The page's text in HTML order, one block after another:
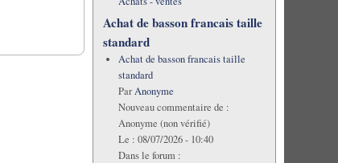
Achat de basson francais taille
standard
Achat de basson francais taille
standard
ParAnonyme
Nouveau commentaire de :
Anonyme (non vérifié)
Le : 08/07/2026 - 10:40
Dans le forum :